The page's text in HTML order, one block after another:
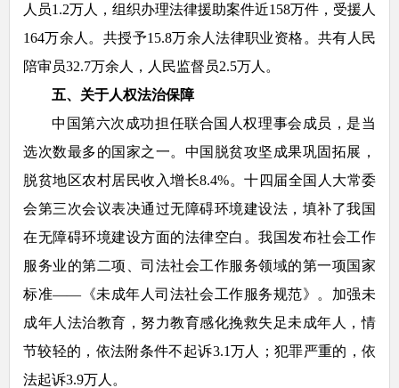
人员1.2万人，组织办理法律援助案件近158万件，受援人
164万余人。共授予15.8万余人法律职业资格。共有人民
陪审员32.7万余人，人民监督员2.5万人。
五、关于人权法治保障
中国第六次成功担任联合国人权理事会成员，是当
选次数最多的国家之一。中国脱贫攻坚成果巩固拓展，
脱贫地区农村居民收入增长8.4%。十四届全国人大常委
会第三次会议表决通过无障碍环境建设法，填补了我国
在无障碍环境建设方面的法律空白。我国发布社会工作
服务业的第二项、司法社会工作服务领域的第一项国家
标准——《未成年人司法社会工作服务规范》。加强未
成年人法治教育，努力教育感化挽救失足未成年人，情
节较轻的，依法附条件不起诉3.1万人；犯罪严重的，依
法起诉3.9万人。